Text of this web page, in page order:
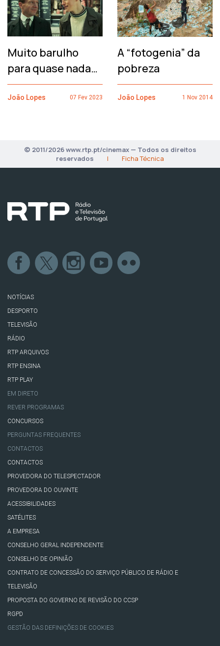
Muito barulho
para quase nada…
João Lopes 07 Fev 2023
A “fotogenia” da
pobreza
João Lopes 1 Nov 2014
© 2011/2026 www.rtp.pt/cinemax — Todos os direitos
reservados
| Ficha Técnica
NOTÍCIAS
DESPORTO
TELEVISÃO
RÁDIO
RTP ARQUIVOS
RTP ENSINA
RTP PLAY
EM DIRETO
REVER PROGRAMAS
CONCURSOS
PERGUNTAS FREQUENTES
CONTACTOS
CONTACTOS
PROVEDORA DO TELESPECTADOR
PROVEDORA DO OUVINTE
ACESSIBILIDADES
SATÉLITES
A EMPRESA
CONSELHO GERAL INDEPENDENTE
CONSELHO DE OPINIÃO
CONTRATO DE CONCESSÃO DO SERVIÇO PÚBLICO DE RÁDIO E
TELEVISÃO
PROPOSTA DO GOVERNO DE REVISÃO DO CCSP
RGPD
GESTÃO DAS DEFINIÇÕES DE COOKIES